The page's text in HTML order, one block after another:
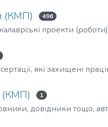
(КМП) 496
проекти
які захищені
(КМП) 1
довідники тощо,